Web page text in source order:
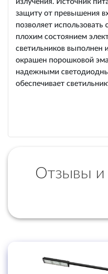
защиту от превышения
позволяет использовать
плохим состоянием
светильников выполнен
окрашен порошковой
надежными
обеспечивает
Отзывы и